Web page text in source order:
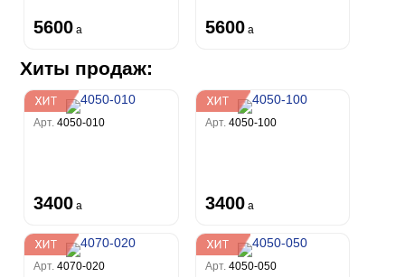
5600 a 5600 a
Хиты продаж:
Арт.4050-010
3400 a
Арт. 4050-100
3400 a
Арт.4070-020 Арт. 4050-050